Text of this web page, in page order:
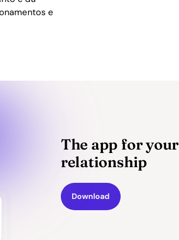
e
The app for your
relationship
Download